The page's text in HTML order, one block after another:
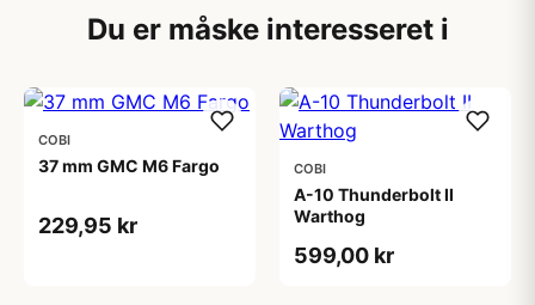
Du er måske interesseret i
COBI
37 mm GMC M6 Fargo
229,95 kr
COBI
A-10 Thunderbolt II
Warthog
599,00 kr